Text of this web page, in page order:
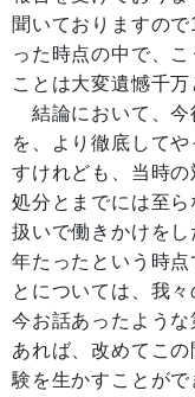
聞いておりますの
った時点の中で、
ことは大変遺憾千万
結論において、今
を、より徹底して
すけれども、当時の
処分とまでには至
扱いで働きかけを
年たったという時
とについては、我
今お話あったよう
あれば、改めてこ
験を生かすことが